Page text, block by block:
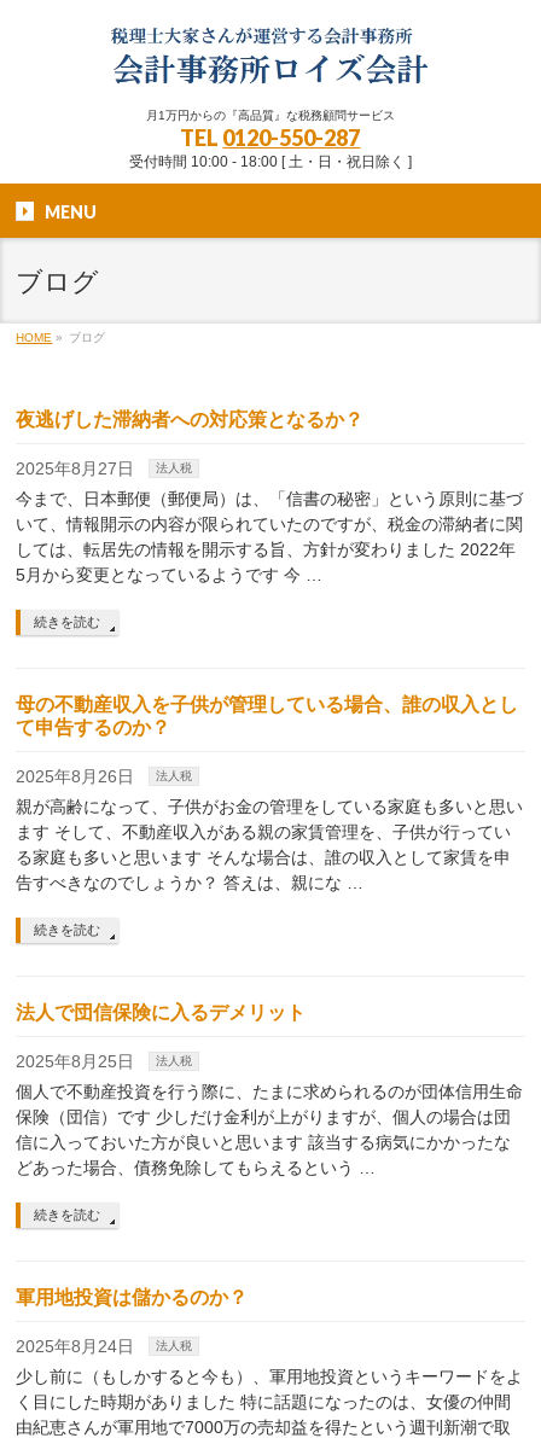
月1万円からの『高品質』な税務顧問サービス
TEL 0120-550-287
受付時間 10:00 - 18:00 [ 土・日・祝日除く ]
MENU
ブログ
HOME » ブログ
夜逃げした滞納者への対応策となるか？
2025年8月27日 法人税
今まで、日本郵便（郵便局）は、「信書の秘密」という原則に基づ
いて、情報開示の内容が限られていたのですが、税金の滞納者に関
しては、転居先の情報を開示する旨、方針が変わりました 2022年
5月から変更となっているようです 今 …
続きを読む
母の不動産収入を子供が管理している場合、誰の収入とし
て申告するのか？
2025年8月26日 法人税
親が高齢になって、子供がお金の管理をしている家庭も多いと思い
ます そして、不動産収入がある親の家賃管理を、子供が行ってい
る家庭も多いと思います そんな場合は、誰の収入として家賃を申
告すべきなのでしょうか？ 答えは、親にな …
続きを読む
法人で団信保険に入るデメリット
2025年8月25日 法人税
個人で不動産投資を行う際に、たまに求められるのが団体信用生命
保険（団信）です 少しだけ金利が上がりますが、個人の場合は団
信に入っておいた方が良いと思います 該当する病気にかかったな
どあった場合、債務免除してもらえるという …
続きを読む
軍用地投資は儲かるのか？
2025年8月24日 法人税
少し前に（もしかすると今も）、軍用地投資というキーワードをよ
く目にした時期がありました 特に話題になったのは、女優の仲間
由紀恵さんが軍用地で7000万の売却益を得たという週刊新潮で取